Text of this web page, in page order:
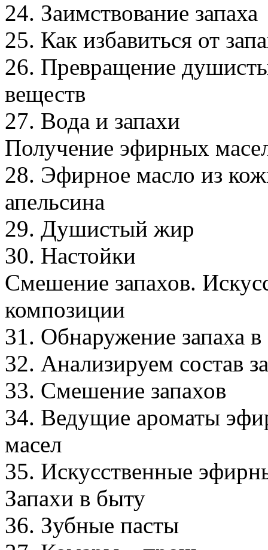
24. Заимствование запаха
25. Как избавиться от
26. Превращение
веществ
27. Вода и запахи
Получение эфирных
28. Эфирное масло из
апельсина
29. Душистый жир
30. Настойки
Смешение запахов.
композиции
31. Обнаружение запаха
32. Анализируем состав
33. Смешение запахов
34. Ведущие ароматы
масел
35. Искусственные
Запахи в быту
36. Зубные пасты